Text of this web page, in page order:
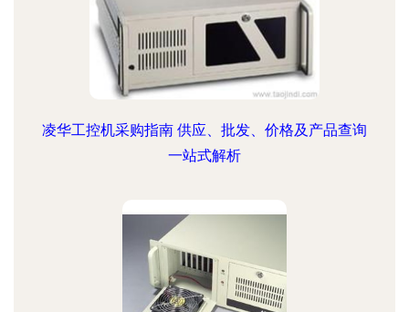
凌华工控机采购指南 供应、批发、价格及产品查询
一站式解析